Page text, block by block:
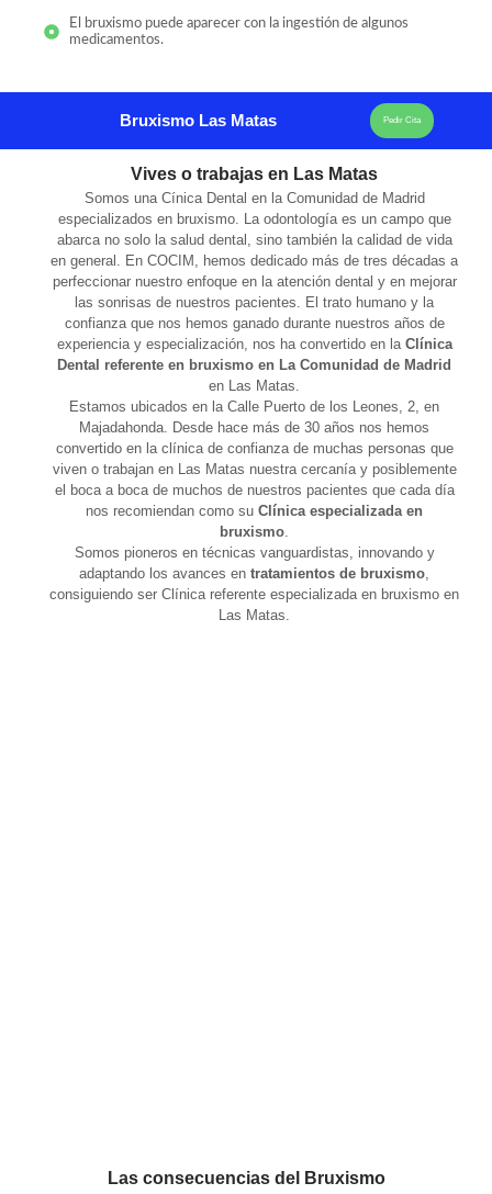
El bruxismo puede aparecer con la ingestión de algunos
medicamentos.
Bruxismo Las Matas Pedir Cita
Vives o trabajas en Las Matas
Somos una Cínica Dental en la Comunidad de Madrid
especializados en bruxismo. La odontología es un campo que
abarca no solo la salud dental, sino también la calidad de vida
en general. En COCIM, hemos dedicado más de tres décadas a
perfeccionar nuestro enfoque en la atención dental y en mejorar
las sonrisas de nuestros pacientes. El trato humano y la
confianza que nos hemos ganado durante nuestros años de
experiencia y especialización, nos ha convertido en la Clínica
Dental referente en bruxismo en La Comunidad de Madrid
en Las Matas.
Estamos ubicados en la Calle Puerto de los Leones, 2, en
Majadahonda. Desde hace más de 30 años nos hemos
convertido en la clínica de confianza de muchas personas que
viven o trabajan en Las Matas nuestra cercanía y posiblemente
el boca a boca de muchos de nuestros pacientes que cada día
nos recomiendan como su Clínica especializada en
bruxismo.
Somos pioneros en técnicas vanguardistas, innovando y
adaptando los avances en tratamientos de bruxismo,
consiguiendo ser Clínica referente especializada en bruxismo en
Las Matas.
Las consecuencias del Bruxismo